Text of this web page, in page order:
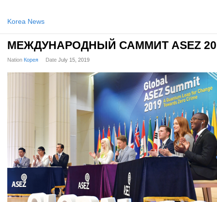
Korea News
МЕЖДУНАРОДНЫЙ САММИТ ASEZ
Nation Корея Date July 15, 2019